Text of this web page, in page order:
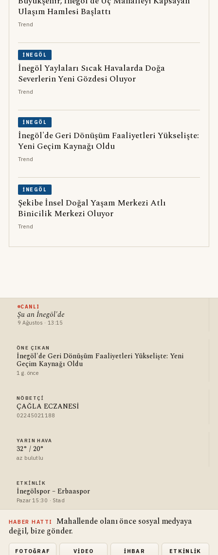
Ulaşım Hamlesi Başlattı
Trend
İNEGÖL
İnegöl Yaylaları Sıcak Havalarda Doğa
Severlerin Yeni Gözdesi Oluyor
Trend
İNEGÖL
İnegöl'de Geri Dönüşüm Faaliyetleri Yükselişte:
Yeni Geçim Kaynağı Oldu
Trend
İNEGÖL
Şekibe İnsel Doğal Yaşam Merkezi Atlı
Binicilik Merkezi Oluyor
Trend
CANLI
Şu an İnegöl'de
9 Ağustos · 13:15
ÖNE ÇIKAN
İnegöl'de Geri Dönüşüm Faaliyetleri Yükselişte: Yeni
Geçim Kaynağı Oldu
1 g. önce
NÖBETÇI
ÇAĞLA ECZANESİ
02245021188
YARIN HAVA
32° / 20°
az bulutlu
ETKINLIK
İnegölspor – Erbaaspor
Pazar 15:30 · Stad
HABER HATTI
Mahallende olanı önce sosyal medyaya
değil, bize gönder.
FOTOĞRAF VIDEO İHBAR ETKINLIK